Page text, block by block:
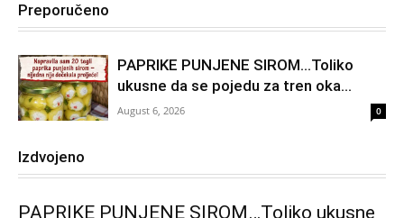
Preporučeno
PAPRIKE PUNJENE SIROM…Toliko
ukusne da se pojedu za tren oka…
August 6, 2026 0
Izdvojeno
PAPRIKE PUNJENE SIROM…Toliko ukusne